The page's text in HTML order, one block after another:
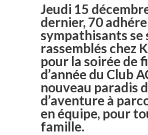
Jeudi 15
dernier, 70
sympathisants se
rassemblés chez
pour la soirée de
d’année du Club
nouveau paradis
d’aventure à
en équipe, pour
famille.